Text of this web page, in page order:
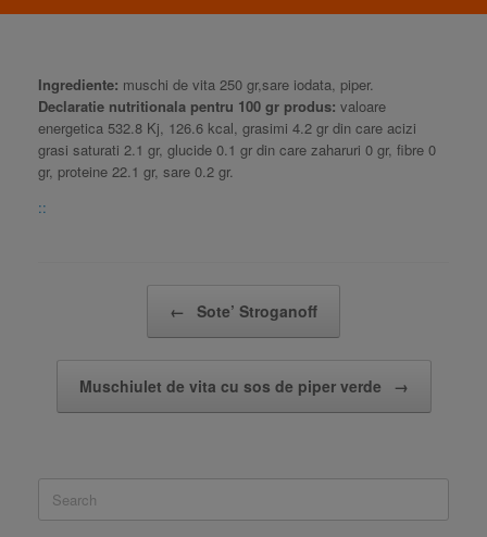
Ingrediente: muschi de vita 250 gr,sare iodata, piper.
Declaratie nutritionala pentru 100 gr produs: valoare
energetica 532.8 Kj, 126.6 kcal, grasimi 4.2 gr din care acizi
grasi saturati 2.1 gr, glucide 0.1 gr din care zaharuri 0 gr, fibre 0
gr, proteine 22.1 gr, sare 0.2 gr.
::
← Sote’ Stroganoff
Muschiulet de vita cu sos de piper verde →